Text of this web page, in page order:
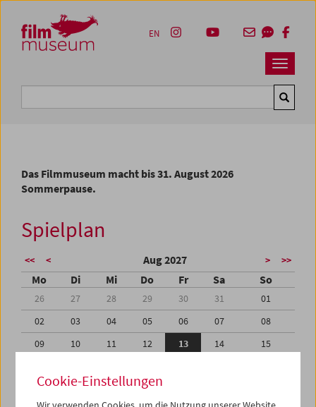
Zum Inhalt
Zum Hauptmenü
Zur Servicenavigation
Zum Suche
Navbar
EN
Das Filmmuseum macht bis 31. August 2026
Sommerpause.
Spielplan
<< < Aug 2027 > >>
Mo Di Mi Do Fr Sa So
26 27 28 29 30 31
01
02
03 04 05 06 07
08
09
10 11 12 13 14
15
23
24 25 26
Cookie-Einstellungen